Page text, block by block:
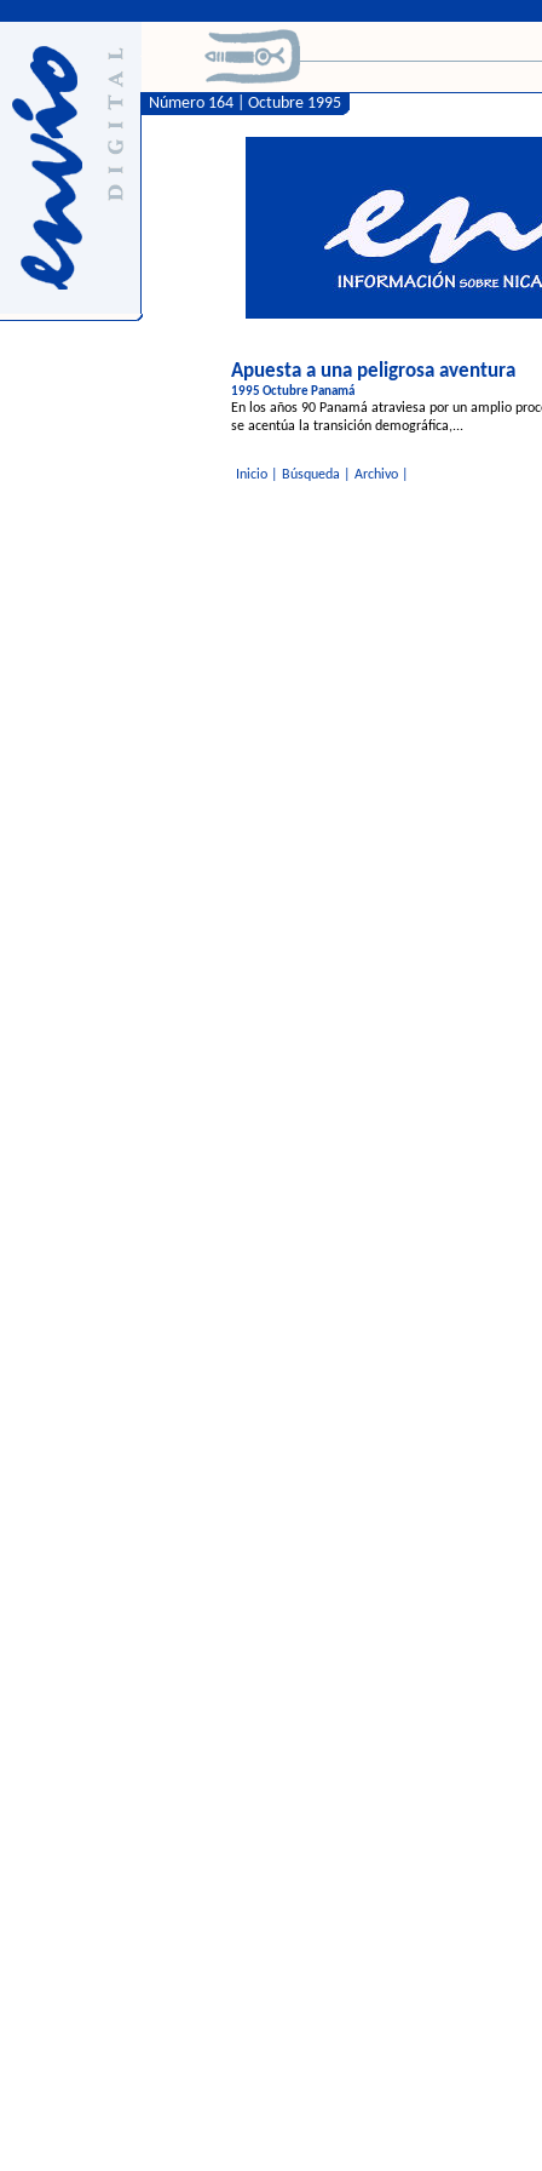
Número 164 | Octubre 1995
Apuesta a una peligrosa aventura
1995 Octubre Panamá
En los años 90 Panamá atraviesa por un amplio
se acentúa la transición demográfica,...
Inicio| Búsqueda Archivo|